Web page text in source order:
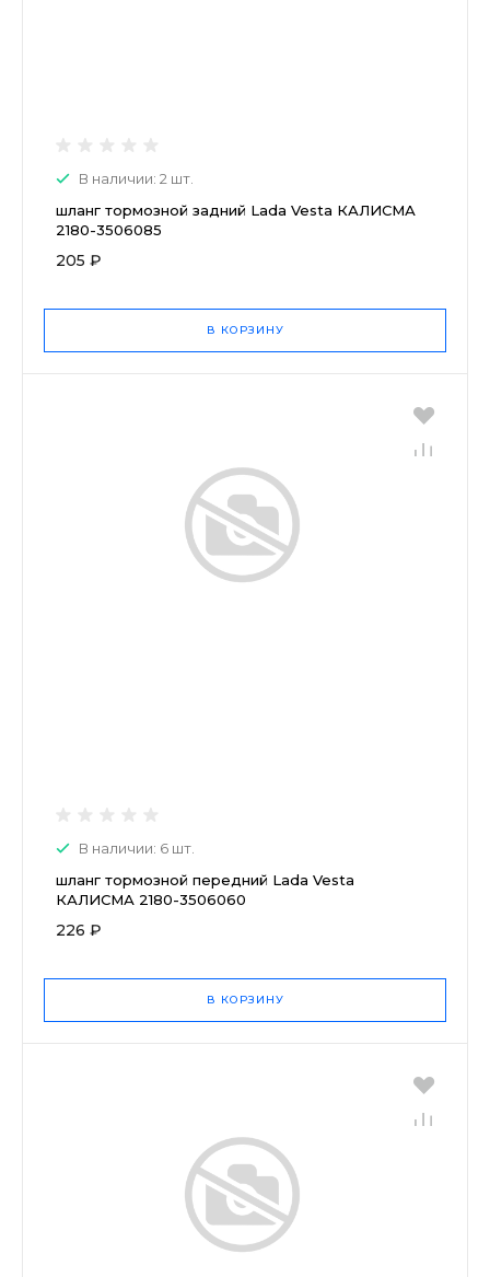
В наличии: 2 шт.
шланг тормозной задний Lada Vesta КАЛИСМА
2180-3506085
205 ₽
В КОРЗИНУ
В наличии: 6 шт.
шланг тормозной передний Lada Vesta
КАЛИСМА 2180-3506060
226 ₽
В КОРЗИНУ